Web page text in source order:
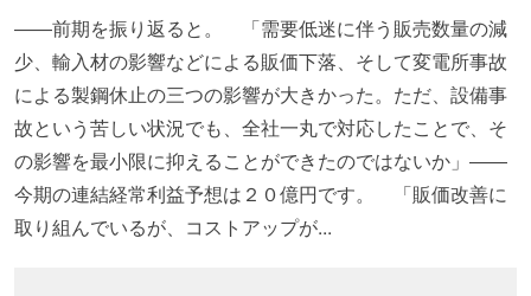
――前期を振り返ると。 「需要低迷に伴う販売数量の減
少、輸入材の影響などによる販価下落、そして変電所事故
による製鋼休止の三つの影響が大きかった。ただ、設備事
故という苦しい状況でも、全社一丸で対応したことで、そ
の影響を最小限に抑えることができたのではないか」――
今期の連結経常利益予想は２０億円です。 「販価改善に
取り組んでいるが、コストアップが...